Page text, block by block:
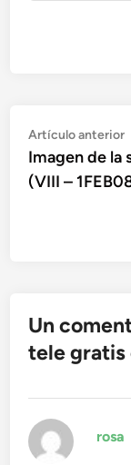
de
entradas
Artículo anterior
Imagen de la
(VIII –
Un
tele gratis
rosa